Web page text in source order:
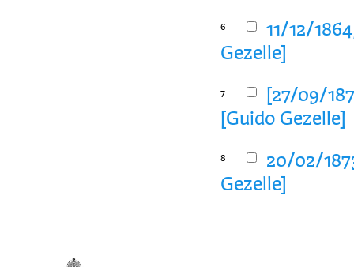
6
11/12/
Gezelle]
7
[27/09/
[Guido Gezelle]
8
20/02/
Gezelle]